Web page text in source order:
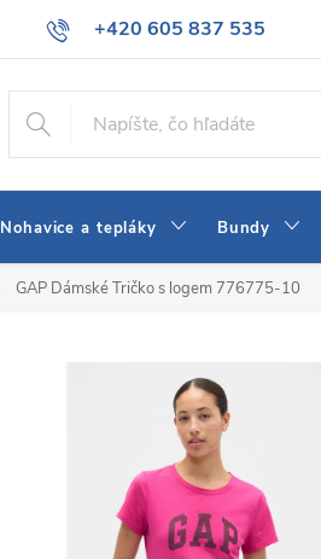
+420 605 837 535
info@jeans-shop.sk
Všeobecné obchodné podmienky
Nohavice a tepláky Bundy
GAP Dámské Tričko s logem 776775-10